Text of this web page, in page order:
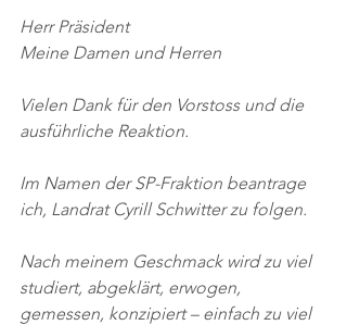
Herr Präsident
Meine Damen und Herren
Vielen Dank für den Vorstoss und die
ausführliche Reaktion.
Im Namen der SP-Fraktion beantrage
ich, Landrat Cyrill Schwitter zu folgen.
Nach meinem Geschmack wird zu viel
studiert, abgeklärt, erwogen,
gemessen, konzipiert – einfach zu viel